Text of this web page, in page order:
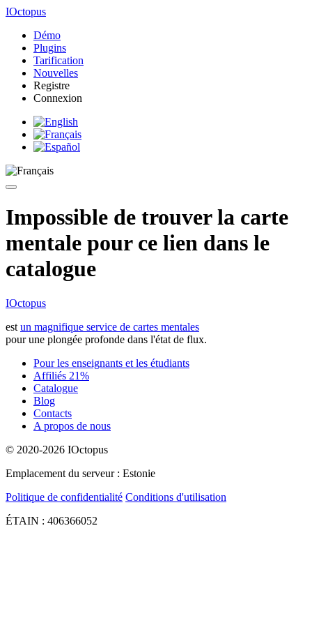
IOctopus
Démo
Plugins
Tarification
Nouvelles
Registre
Connexion
Impossible de trouver la carte
mentale pour ce lien dans le
catalogue
IOctopus
est un magnifique service de cartes mentales
pour une plongée profonde dans l'état de flux.
Pour les enseignants et les étudiants
Affiliés 21%
Catalogue
Blog
Contacts
A propos de nous
© 2020-2026 IOctopus
Emplacement du serveur : Estonie
Politique de confidentialité Conditions d'utilisation
ÉTAIN : 406366052